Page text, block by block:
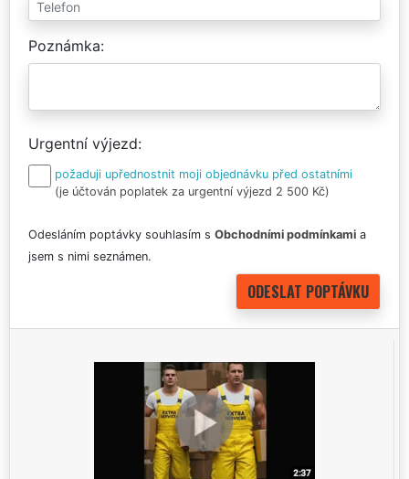
Poznámka
Urgentní výjezd
požaduji upřednostnit moji objednávku před ostatními
(je účtován poplatek za urgentní výjezd 2 500 Kč)
Odesláním poptávky souhlasím s Obchodními podmínkami a
jsem s nimi seznámen.